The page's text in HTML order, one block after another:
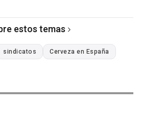
estos temas
sindicatos
Cerveza en España